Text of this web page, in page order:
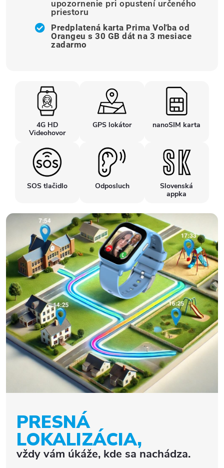
upozornenie pri opustení určeného
priestoru
Predplatená karta Prima Voľba od
Orangeu s 30 GB dát na 3 mesiace
zadarmo
4G HD
Videohovor
GPS lokátor nanoSIM karta
SOS tlačidlo Odposluch
Slovenská
appka
PRESNÁ
LOKALIZÁCIA,
vždy vám úkáže, kde sa nachádza.